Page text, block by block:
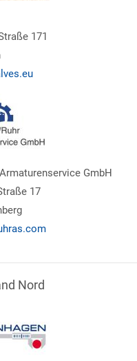
171
GmbH
17
Nord